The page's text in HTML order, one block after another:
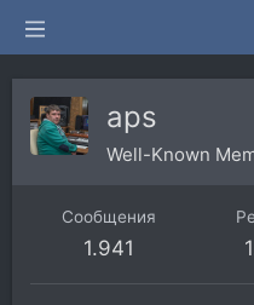
aps
Well-Known
Сообщения
1.941